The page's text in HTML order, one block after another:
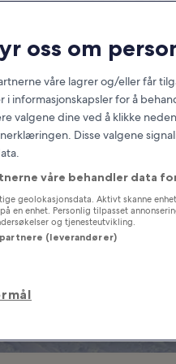
med ski-
oss om
våre lagrer og/eller får
i informasjonskapsler for å
valgene dine ved å klikke
Disse valgene
våre behandler data
geolokasjonsdata. Aktivt skanne
en enhet. Personlig tilpasset
og tjenesteutvikling.
(leverandører)